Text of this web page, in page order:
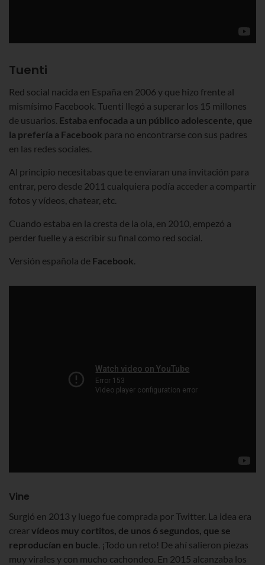
Tuenti
Red social nacida en España en 2006 y que hizo frente al
mismísimo Facebook. Tuenti llegó a superar los 15 millones
de usuarios. Estaba enfocada a un público adolescente, que
la prefería a Facebook para no encontrarse con sus padres
en las redes sociales.
Al principio necesitabas que te enviaran una invitación para
entrar, pero desde 2011 cualquiera podía acceder a compartir
fotos y vídeos, chatear, etc.
Cuando estaba en la cresta de la ola, en 2010, empezó a
perder fuelle y a escribir su final como red social.
Versión española de Facebook.
Vine
Surgió en 2013 y luego fue comprada por Twitter. La idea era
crearvídeos muy cortitos, de unos 6 segundos, que se
reproducían en bucle. ¡Todo un reto! De ahí salieron piezas
muy virales y con mucho cachondeo. En 2015 alcanzaba los